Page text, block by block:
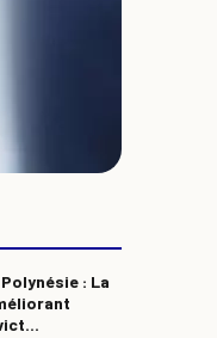
: La